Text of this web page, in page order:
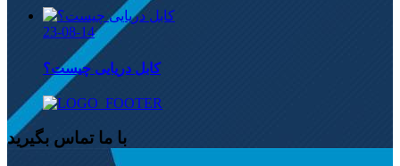
23-08-14
کابل دریایی چیست؟
با ما تماس بگیرید